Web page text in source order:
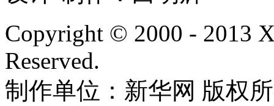
Copyright © 2000 - 2013
Reserved.
制作单位：新华网 版权